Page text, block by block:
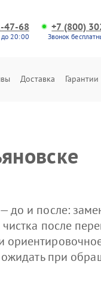
47-68
до 20:00
+7 (800)
Звонок
Доставка Гарантии
и после:
после
при